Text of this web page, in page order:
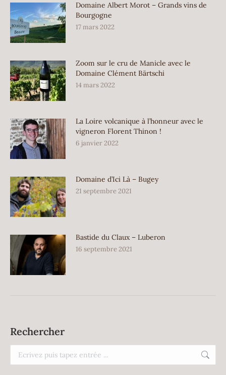
Domaine Albert Morot – Grands vins de
Bourgogne
17 mars 2022
Zoom sur le cru de Manicle avec le
Domaine Clément Bärtschi
14 mars 2022
La Loire volcanique à l’honneur avec le
vigneron Florent Thinon !
6 janvier 2022
Domaine d’Ici Là – Bugey
21 septembre 2021
Bastide du Claux – Luberon
16 septembre 2021
Rechercher